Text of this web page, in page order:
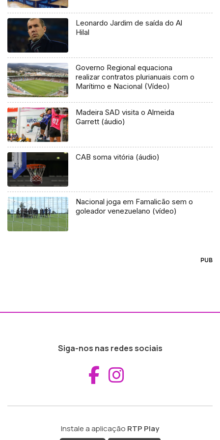
Leonardo Jardim de saída do Al
Hilal
Governo Regional equaciona
realizar contratos plurianuais com o
Marítimo e Nacional (Vídeo)
Madeira SAD visita o Almeida
Garrett (áudio)
CAB soma vitória (áudio)
Nacional joga em Famalicão sem o
goleador venezuelano (vídeo)
PUB
Siga-nos nas redes sociais
Aceder ao
Instale a aplicação RTP Play